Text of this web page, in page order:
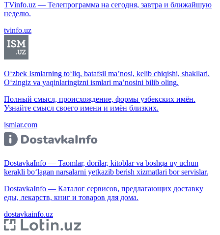
TVinfo.uz — Телепрограмма на сегодня, завтра и ближайшую
неделю.
tvinfo.uz
O‘zbek Ismlarning to‘liq, batafsil ma’nosi, kelib chiqishi, shakllari.
O‘zingiz va yaqinlaringizni ismlari ma’nosini bilib oling.
Полный смысл, происхождение, формы узбекских имён.
Узнайте смысл своего имени и имён близких.
ismlar.com
DostavkaInfo — Taomlar, dorilar, kitoblar va boshqa uy uchun
kerakli bo‘lagan narsalarni yetkazib berish xizmatlari bor servislar.
DostavkaInfo — Каталог сервисов, предлагающих доставку
еды, лекарств, книг и товаров для дома.
dostavkainfo.uz